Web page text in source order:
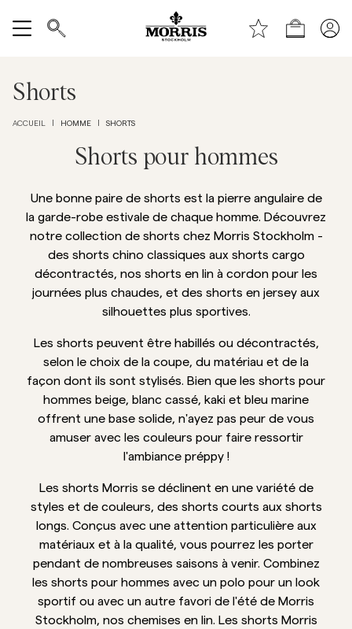
Boutique
Accessoires
Pantalons
Jeans
Blazers
Overshirts
Polos
Shorts
Maille
Shorts
ACCUEIL HOMME SHORTS
Shorts pour hommes
Une bonne paire de shorts est la pierre angulaire de
la garde-robe estivale de chaque homme. Découvrez
notre collection de shorts chez Morris Stockholm -
des shorts chino classiques aux shorts cargo
décontractés, nos shorts en lin à cordon pour les
journées plus chaudes, et des shorts en jersey aux
silhouettes plus sportives.
Les shorts peuvent être habillés ou décontractés,
selon le choix de la coupe, du matériau et de la
façon dont ils sont stylisés. Bien que les shorts pour
hommes beige, blanc cassé, kaki et bleu marine
offrent une base solide, n'ayez pas peur de vous
amuser avec les couleurs pour faire ressortir
l'ambiance préppy !
Les shorts Morris se déclinent en une variété de
styles et de couleurs, des shorts courts aux shorts
longs. Conçus avec une attention particulière aux
matériaux et à la qualité, vous pourrez les porter
pendant de nombreuses saisons à venir. Combinez
les shorts pour hommes avec un polo pour un look
sportif ou avec un autre favori de l'été de Morris
Stockholm, nos chemises en lin. Les shorts Morris